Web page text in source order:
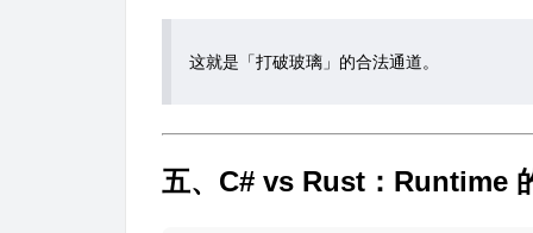
这就是「打破玻璃」的合法通道。
五、C# vs Rust：Runtime